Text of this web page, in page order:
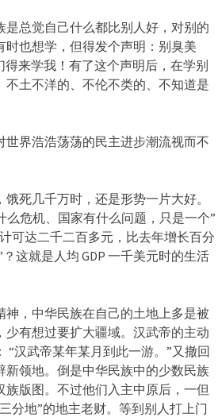
总觉自己什么都比别人好，对别的
也想学，但得发个声明：别臭美
得来学我！有了这个声明后，在学别
土不洋的、不伦不类的、不知道是
界浩浩荡荡的民主进步潮流视而不
死几千万时，还是形势一片大好。
危机、国家有什么问题，只是一个”
可达二千二百多元，比去年增长百分
这就是人均 GDP 一千美元时的生活
，中华民族在自己的土地上多是被
有想过要扩大疆域。汉武帝的主动
汉武帝某年某月到此一游。”又撤回
领地。倒是中华民族中的少数民族
版图。不过他们入主中原后，一但
分地”的地主老财。等到别人打上门